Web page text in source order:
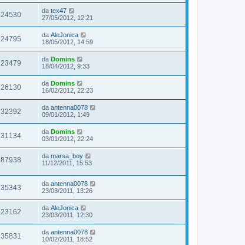
24530 da tex47
27/05/2012, 12:21
24795 da AleJonica
18/05/2012, 14:59
23479 da Domins
18/04/2012, 9:33
26130 da Domins
16/02/2012, 22:23
32392 da antenna0078
09/01/2012, 1:49
31134 da Domins
03/01/2012, 22:24
87938 da marsa_boy
11/12/2011, 15:53
35343 da antenna0078
23/03/2011, 13:26
23162 da AleJonica
23/03/2011, 12:30
35831 da antenna0078
10/02/2011, 18:52